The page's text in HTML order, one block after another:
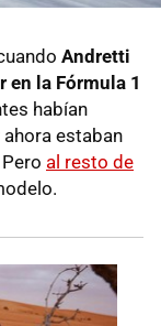
Andretti
la Fórmula 1
habían
estaban
al resto de